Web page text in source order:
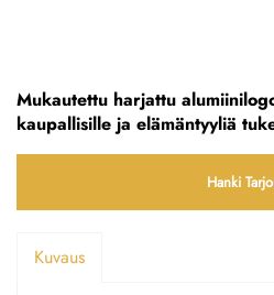
Mukautettu harjattu
kaupallisille ja elämäntyyliä
Hanki
Kuvaus